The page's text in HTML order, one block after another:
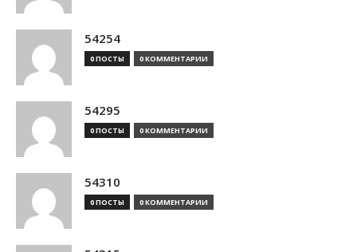
54254
0 ПОСТЫ 0 КОММЕНТАРИИ
54295
0 ПОСТЫ 0 КОММЕНТАРИИ
54310
0 ПОСТЫ 0 КОММЕНТАРИИ